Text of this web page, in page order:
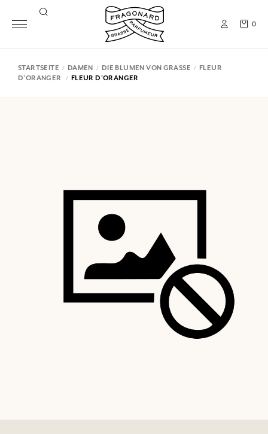
0
STARTSEITE DAMEN DIE BLUMEN VON GRASSE
FLEUR
D'ORANGER
FLEUR D'ORANGER